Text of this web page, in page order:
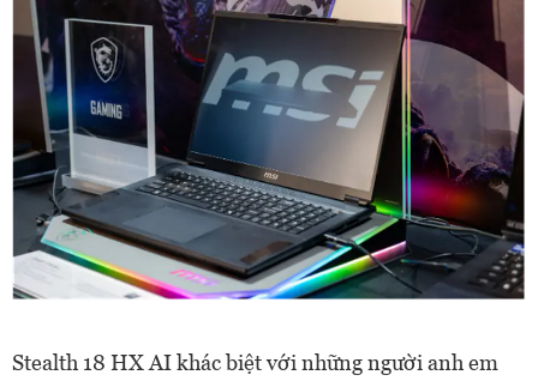
Stealth 18 HX AI khác biệt với những người anh em